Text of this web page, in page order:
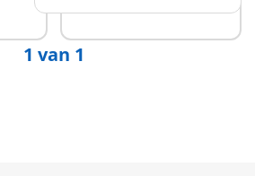
beschikbaar
1 van 1